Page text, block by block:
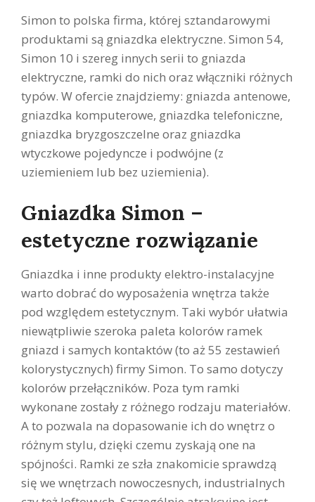
Simon to polska firma, której sztandarowymi
produktami są gniazdka elektryczne. Simon 54,
Simon 10 i szereg innych serii to gniazda
elektryczne, ramki do nich oraz włączniki różnych
typów. W ofercie znajdziemy: gniazda antenowe,
gniazdka komputerowe, gniazdka telefoniczne,
gniazdka bryzgoszczelne oraz gniazdka
wtyczkowe pojedyncze i podwójne (z
uziemieniem lub bez uziemienia).
Gniazdka Simon –
estetyczne rozwiązanie
Gniazdka i inne produkty elektro-instalacyjne
warto dobrać do wyposażenia wnętrza także
pod względem estetycznym. Taki wybór ułatwia
niewątpliwie szeroka paleta kolorów ramek
gniazd i samych kontaktów (to aż 55 zestawień
kolorystycznych) firmy Simon. To samo dotyczy
kolorów przełączników. Poza tym ramki
wykonane zostały z różnego rodzaju materiałów.
A to pozwala na dopasowanie ich do wnętrz o
różnym stylu, dzięki czemu zyskają one na
spójności. Ramki ze szła znakomicie sprawdzą
się we wnętrzach nowoczesnych, industrialnych